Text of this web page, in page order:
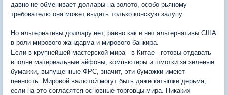
давно не обменивает доллары на золото, особо рьяному
требователю она может выдать только конскую залупу.
Но альтернативы доллару нет, равно как и нет альтернативы США
в роли мирового жандарма и мирового банкира.
Если в крупнейшей мастерской мира - в Китае - готовы отдавать
вполне материальные айфоны, компьютеры и шмотки за зеленые
бумажки, выпущенные ФРС, значит, эти бумажки имеют
ценность. Мировой валютой могут быть даже катышки дерьма,
если на это согласятся основные торговцы мира. Никаких